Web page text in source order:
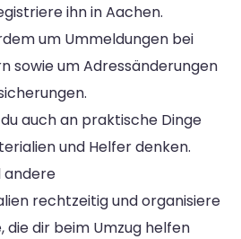
ihn in Aachen.
um Ummeldungen bei
sowie um Adressänderungen
auch an praktische Dinge
und Helfer denken.
andere
rechtzeitig und organisiere
die dir beim Umzug helfen